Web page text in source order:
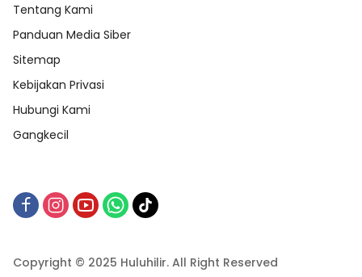
Tentang Kami
Panduan Media Siber
Sitemap
Kebijakan Privasi
Hubungi Kami
Gangkecil
Copyright © 2025 Huluhilir. All Right Reserved